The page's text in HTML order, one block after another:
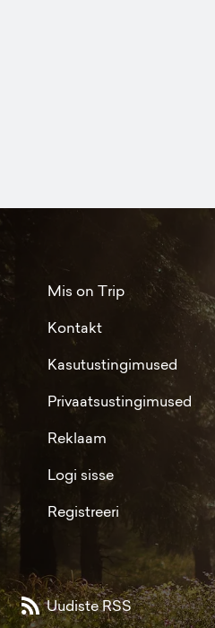
Mis on Trip
Kontakt
Kasutustingimused
Privaatsustingimused
Reklaam
Logi sisse
Registreeri
Uudiste RSS